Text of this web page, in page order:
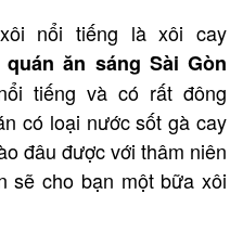
nổi tiếng là xôi cay
quán ăn sáng Sài Gòn
tiếng và có rất đông
có loại nước sốt gà cay
đâu được với thâm niên
sẽ cho bạn một bữa xôi